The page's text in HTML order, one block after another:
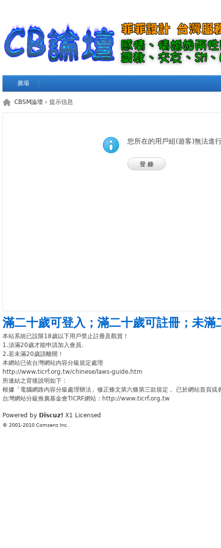
廣場
CBSM論壇 › 提示信息
您所在的用戶組(遊客)無法進
登錄
滿二十歲可登入 ； 滿二十歲可註冊 ； 未滿
本站系統已設限18歲以下用戶禁止註冊及觀賞！
1.須滿20歲才能申請加入會員.
2.若未滿20歲請離開！
本網站已依台灣網站內容分級規定處理
http://www.ticrf.org.tw/chinese/laws-guide.htm
所連結之背後說明如下：
根據「電腦網路內容分級處理辦法」修正條文第六條第三款規定， 已於網站首頁
台灣網站分級推廣基金會TICRF網站：http://www.ticrf.org.tw
Powered by Discuz! X1 Licensed
© 2001-2010 Comsenz Inc.